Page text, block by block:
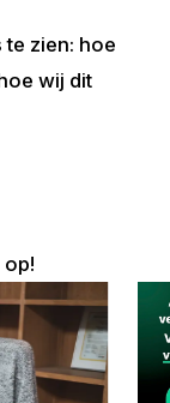
zien: hoe
wij dit